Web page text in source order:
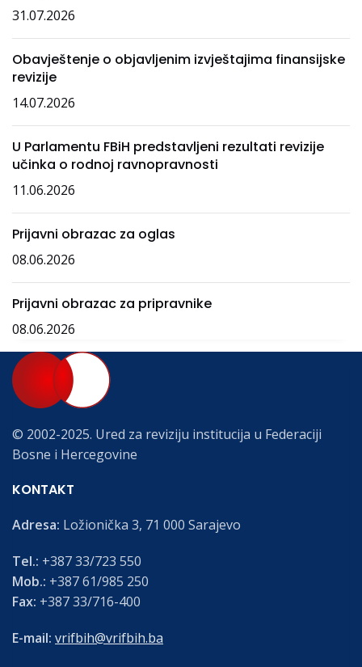
31.07.2026
Obavještenje o objavljenim izvještajima finansijske
revizije
14.07.2026
U Parlamentu FBiH predstavljeni rezultati revizije
učinka o rodnoj ravnopravnosti
11.06.2026
Prijavni obrazac za oglas
08.06.2026
Prijavni obrazac za pripravnike
08.06.2026
© 2002-2025. Ured za reviziju institucija u Federaciji
Bosne i Hercegovine
KONTAKT
Adresa: Ložionička 3, 71 000 Sarajevo
Tel.: +387 33/723 550
Mob.: +387 61/985 250
Fax: +387 33/716-400
E-mail: vrifbih@vrifbih.ba